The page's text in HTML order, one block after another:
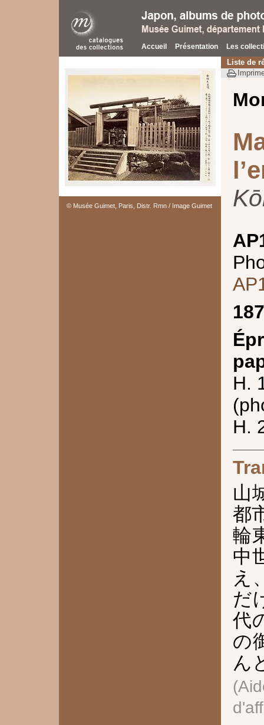
Accueil Présentation Les
© Musée Guimet, Paris, Distr. Rmn / Image Guimet
Liste de
H.
H.
山
都
輪
中
え
だ
代
の
ん